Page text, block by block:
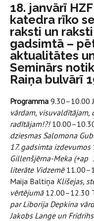
18. janvārī
katedra rīko
raksti un
gadsimtā –
aktualitātes
Seminārs
Raiņa bulvārī
Programma 9.30–10.00
vārdam, visuvaldītājam,
radītājam!?!
dziesmas Salomona
17. gadsimta izdevumos
Gillenšjērna-Meka
literāte Vidzemē
Maija Baltiņa Klišejas,
vērtējumā12.00–12.30
par Liborija Depkina
Jakobs Lange un